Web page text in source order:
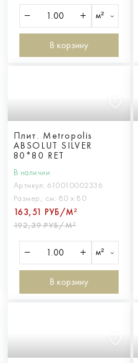
м²
В корзину
Плит. Metropolis
ABSOLUT SILVER
80*80 RET
В наличии
Артикул: 610010002336
Размер, см: 80 х 80
163,51 РУБ/М²
192,39 РУБ/М²
м²
В корзину